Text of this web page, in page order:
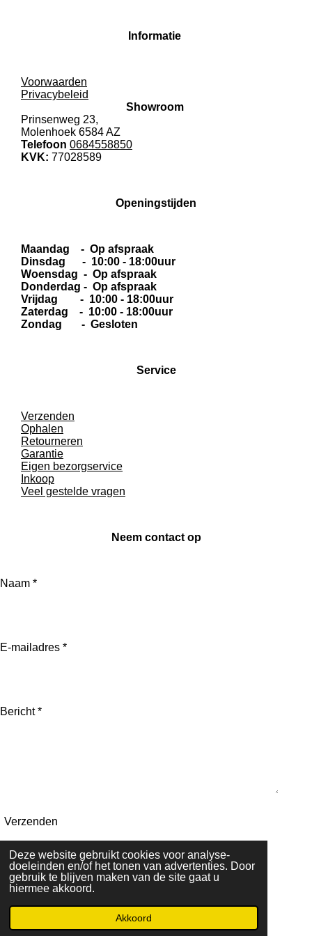
Deze website gebruikt cookies voor analyse-
doeleinden en/of het tonen van advertenties. Door
gebruik te blijven maken van de site gaat u
hiermee akkoord.
Akkoord
Informatie
Voorwaarden
Privacybeleid
Showroom
Prinsenweg 23,
Molenhoek 6584 AZ
Telefoon 0684558850
KVK: 77028589
Openingstijden
Maandag - Op afspraak
Dinsdag - 10:00 - 18:00uur
Woensdag - Op afspraak
Donderdag - Op afspraak
Vrijdag - 10:00 - 18:00uur
Zaterdag - 10:00 - 18:00uur
Zondag - Gesloten
Service
Verzenden
Ophalen
Retourneren
Garantie
Eigen bezorgservice
Inkoop
Veel gestelde vragen
Neem contact op
Naam *
E-mailadres *
Bericht *
Verzenden
© 2020 Jouw2dekans